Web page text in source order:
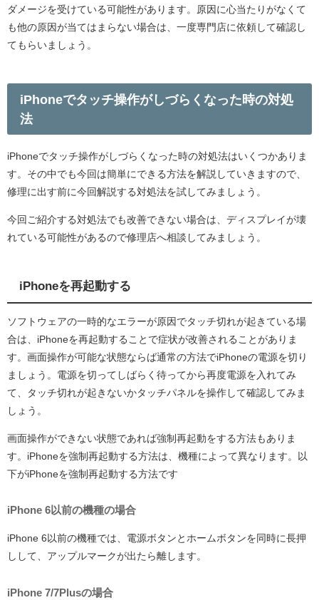
ダメージを受けている可能性があります。原因に心当たりがなくて
も他の原因が当てはまらない場合は、一度専門店に依頼して確認し
てもらいましょう。
iPhoneでタッチ操作がしづらくなった時の対処
法
iPhoneでタッチ操作がしづらくなった時の対処法はいくつかありま
す。その中でも今回は簡単にできる方法を解説していきますので、
修理に出す前に今回解説する対処法を試してみましょう。
今回ご紹介する対処法でも改善できない場合は、ディスプレイが壊
れている可能性があるので修理店へ相談してみましょう。
iPhoneを再起動する
ソフトウェアの一時的なエラーが原因でタッチ切れが起きている場
合は、iPhoneを再起動することで症状が改善されることがありま
す。画面操作が可能な状態ならば通常の方法でiPhoneの電源を切り
ましょう。電源を切ってしばらく待ってから再度電源を入れてみ
て、タッチ切れが起きないかタッチパネルを操作して確認してみま
しょう。
画面操作ができない状態であれば強制再起動をする方法もありま
す。iPhoneを強制再起動する方法は、機種によって異なります。以
下がiPhoneを強制再起動する方法です
iPhone 6以前の機種の場合
iPhone 6以前の機種では、電源ボタンとホームボタンを同時に長押
しして、アップルマークが出たら離します。
iPhone 7/7Plusの場合